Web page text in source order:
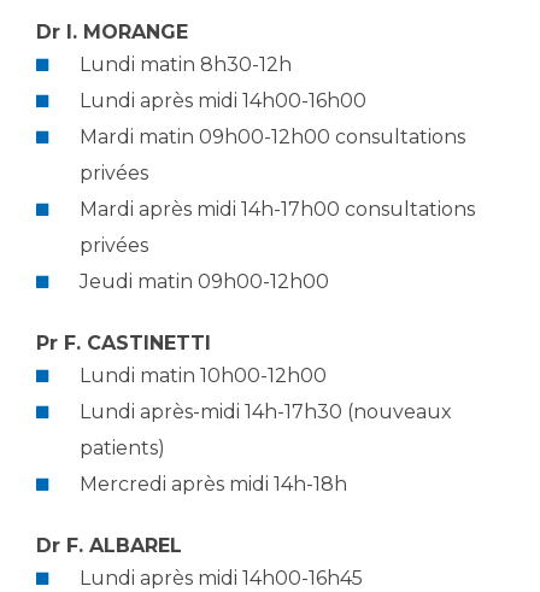
Transports sanitaires
Vos droits, vos devoirs
Handicap
Handi 13
Charte Romain Jacob
Mouvement Parcours Handicap 13
Activité physique
Cancer
Écoles et Instituts de Formation
Plateforme des internes
Professionnels de santé
Adresser un patient
Réseaux de soins
Adresser un examen au Laboratoire de Biologie
Médicale
Radiologie / Imagerie
Les pôles d'activité médicale
Anatomie et Cytologie Pathologiques
Dr I. MORANGE
Lundi matin 8h30-12h
Lundi après midi 14h00-16h00
Mardi matin 09h00-12h00 consultations
privées
Mardi après midi 14h-17h00 consultations
privées
Jeudi matin 09h00-12h00
Pr F. CASTINETTI
Lundi matin 10h00-12h00
Lundi après-midi 14h-17h30 (nouveaux
patients)
Mercredi après midi 14h-18h
Dr F. ALBAREL
Lundi après midi 14h00-16h45